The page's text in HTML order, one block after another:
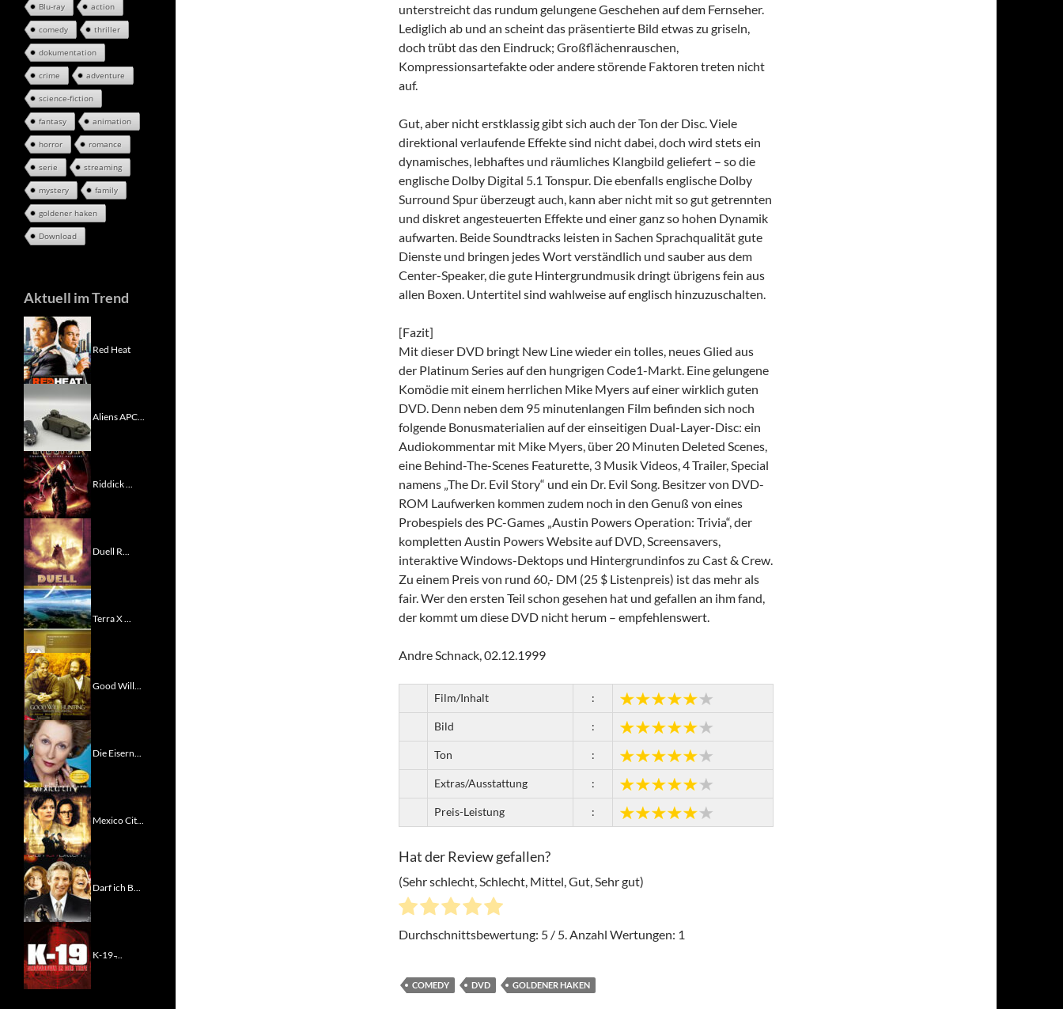
unterstreicht das rundum gelungene Geschehen auf dem Fernseher.
Lediglich ab und an scheint das präsentierte Bild etwas zu griseln,
doch trübt das den Eindruck; Großflächenrauschen,
Kompressionsartefakte oder andere störende Faktoren treten nicht
auf.
Gut, aber nicht erstklassig gibt sich auch der Ton der Disc. Viele
direktional verlaufende Effekte sind nicht dabei, doch wird stets ein
dynamisches, lebhaftes und räumliches Klangbild geliefert – so die
englische Dolby Digital 5.1 Tonspur. Die ebenfalls englische Dolby
Surround Spur überzeugt auch, kann aber nicht mit so gut getrennten
und diskret angesteuerten Effekte und einer ganz so hohen Dynamik
aufwarten. Beide Soundtracks leisten in Sachen Sprachqualität gute
Dienste und bringen jedes Wort verständlich und sauber aus dem
Center-Speaker, die gute Hintergrundmusik dringt übrigens fein aus
allen Boxen. Untertitel sind wahlweise auf englisch hinzuzuschalten.
[Fazit]
Mit dieser DVD bringt New Line wieder ein tolles, neues Glied aus
der Platinum Series auf den hungrigen Code1-Markt. Eine gelungene
Komödie mit einem herrlichen Mike Myers auf einer wirklich guten
DVD. Denn neben dem 95 minutenlangen Film befinden sich noch
folgende Bonusmaterialien auf der einseitigen Dual-Layer-Disc: ein
Audiokommentar mit Mike Myers, über 20 Minuten Deleted Scenes,
eine Behind-The-Scenes Featurette, 3 Musik Videos, 4 Trailer, Special
namens „The Dr. Evil Story“ und ein Dr. Evil Song. Besitzer von DVD-
ROM Laufwerken kommen zudem noch in den Genuß von eines
Probespiels des PC-Games „Austin Powers Operation: Trivia“, der
kompletten Austin Powers Website auf DVD, Screensavers,
interaktive Windows-Dektops und Hintergrundinfos zu Cast & Crew.
Zu einem Preis von rund 60,- DM (25 $ Listenpreis) ist das mehr als
fair. Wer den ersten Teil schon gesehen hat und gefallen an ihm fand,
der kommt um diese DVD nicht herum – empfehlenswert.
Andre Schnack, 02.12.1999
Film/Inhalt :
Bild :
Ton :
Extras/Ausstattung :
Preis-Leistung :
Hat der Review gefallen?
(Sehr schlecht, Schlecht, Mittel, Gut, Sehr gut)
Durchschnittsbewertung: 5 / 5. Anzahl Wertungen: 1
COMEDY DVD GOLDENER HAKEN
Blu-ray action
comedy thriller
dokumentation
crime adventure
science-fiction
fantasy animation
horror romance
serie streaming
mystery family
goldener haken
Download
Aktuell im Trend
Red Heat
Aliens APC...
Riddick ...
Duell R...
Terra X ...
Good Will...
Die Eisern...
Mexico Cit...
Darf ich B...
K-19 ̵...